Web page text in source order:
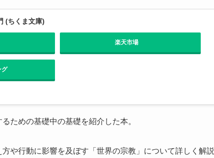
(ちくま文庫)
楽天市場
グ
るための基礎中の基礎を紹介した本。
や行動に影響を及ぼす「世界の宗教」について詳しく解説